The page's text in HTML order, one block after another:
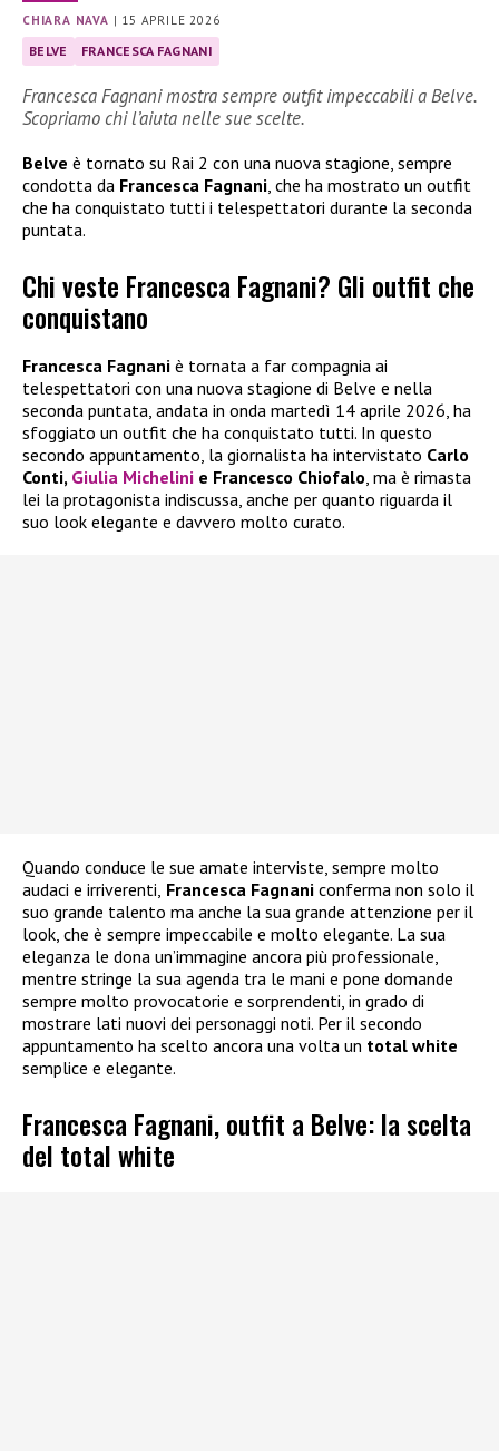
CHIARA NAVA | 15 APRILE 2026
BELVE FRANCESCA FAGNANI
Francesca Fagnani mostra sempre outfit impeccabili a Belve.
Scopriamo chi l’aiuta nelle sue scelte.
Belve è tornato su Rai 2 con una nuova stagione, sempre
condotta da Francesca Fagnani , che ha mostrato un outfit
che ha conquistato tutti i telespettatori durante la seconda
puntata.
Chi veste Francesca Fagnani? Gli outfit che
conquistano
Francesca Fagnani è tornata a far compagnia ai
telespettatori con una nuova stagione di Belve e nella
seconda puntata, andata in onda martedì 14 aprile 2026, ha
sfoggiato un outfit che ha conquistato tutti. In questo
secondo appuntamento, la giornalista ha intervistato Carlo
Conti, Giulia Michelini e Francesco Chiofalo, ma è rimasta
lei la protagonista indiscussa, anche per quanto riguarda il
suo look elegante e davvero molto curato.
Quando conduce le sue amate interviste, sempre molto
audaci e irriverenti, Francesca Fagnani conferma non solo il
suo grande talento ma anche la sua grande attenzione per il
look, che è sempre impeccabile e molto elegante. La sua
eleganza le dona un’immagine ancora più professionale,
mentre stringe la sua agenda tra le mani e pone domande
sempre molto provocatorie e sorprendenti, in grado di
mostrare lati nuovi dei personaggi noti. Per il secondo
appuntamento ha scelto ancora una volta un total white
semplice e elegante.
Francesca Fagnani, outfit a Belve: la scelta
del total white